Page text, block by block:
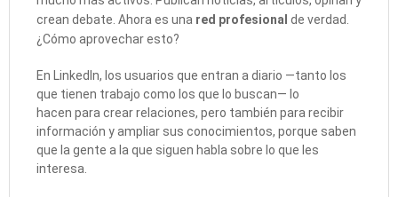
crean debate. Ahora es una red profesional de verdad.
¿Cómo aprovechar esto?
En LinkedIn, los usuarios que entran a diario —tanto los
que tienen trabajo como los que lo buscan— lo
hacen para crear relaciones, pero también para recibir
información y ampliar sus conocimientos, porque saben
que la gente a la que siguen habla sobre lo que les
interesa.